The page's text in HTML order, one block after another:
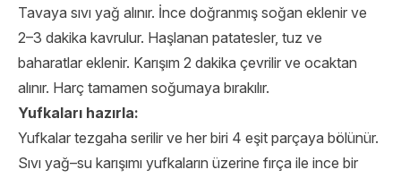
Tavaya sıvı yağ alınır. İnce doğranmış soğan eklenir ve
2–3 dakika kavrulur. Haşlanan patatesler, tuz ve
baharatlar eklenir. Karışım 2 dakika çevrilir ve ocaktan
alınır. Harç tamamen soğumaya bırakılır.
Yufkaları hazırla:
Yufkalar tezgaha serilir ve her biri 4 eşit parçaya bölünür.
Sıvı yağ–su karışımı yufkaların üzerine fırça ile ince bir